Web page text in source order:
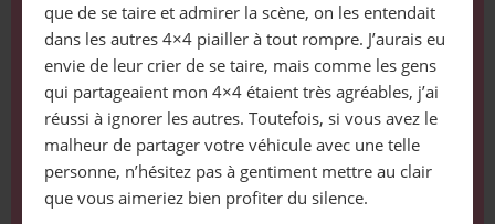
que de se taire et admirer la scène, on les entendait
dans les autres 4×4 piailler à tout rompre. J’aurais eu
envie de leur crier de se taire, mais comme les gens
qui partageaient mon 4×4 étaient très agréables, j’ai
réussi à ignorer les autres. Toutefois, si vous avez le
malheur de partager votre véhicule avec une telle
personne, n’hésitez pas à gentiment mettre au clair
que vous aimeriez bien profiter du silence.